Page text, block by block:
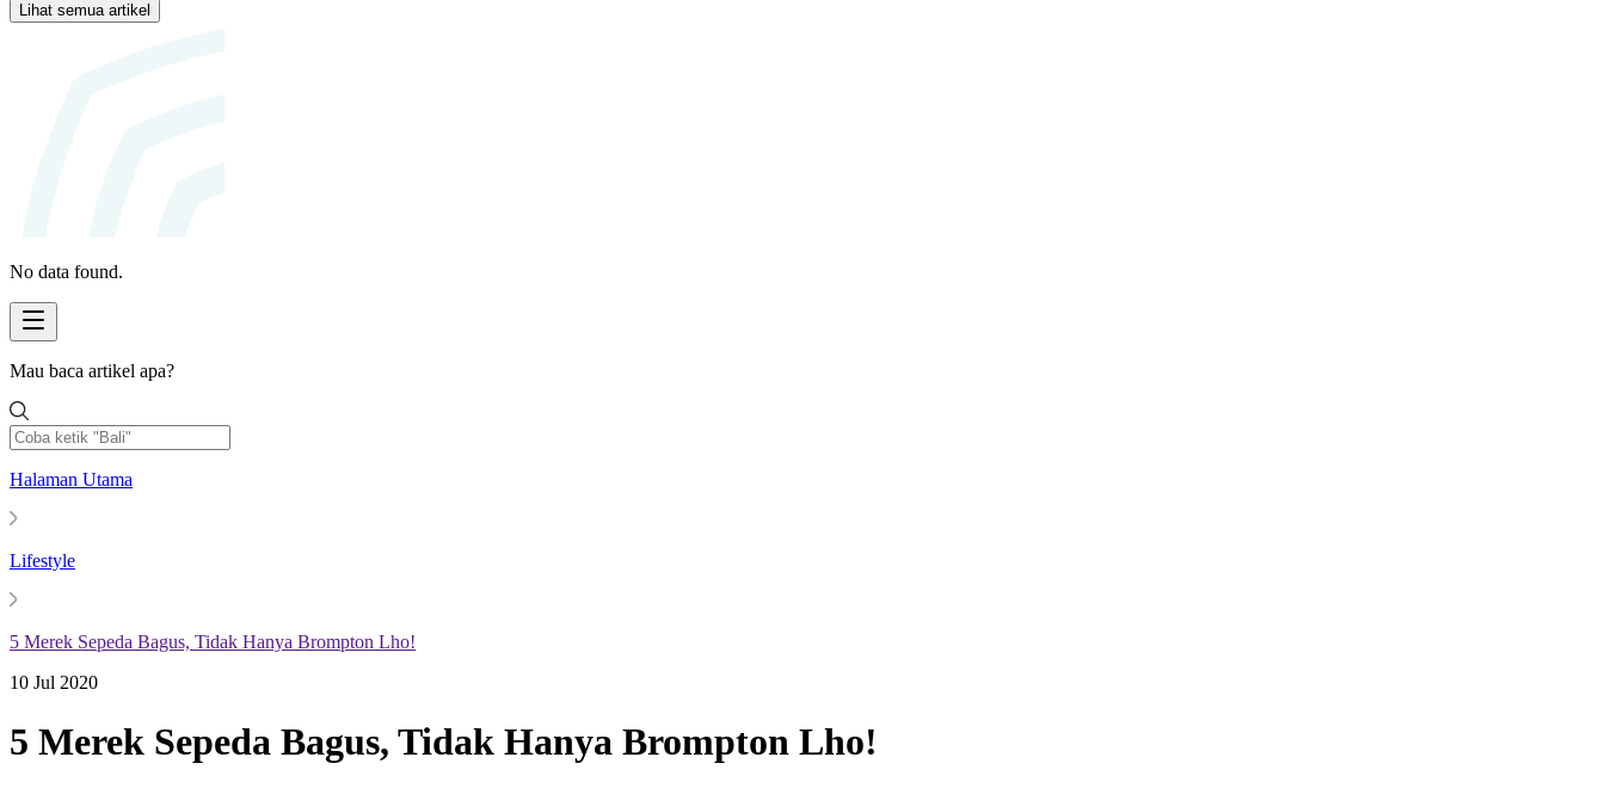
Lihat semua artikel
No data found.
Mau baca artikel apa?
Halaman Utama
Lifestyle
5 Merek Sepeda Bagus, Tidak Hanya Brompton Lho!
10 Jul 2020
5 Merek Sepeda Bagus, Tidak Hanya Brompton Lho!